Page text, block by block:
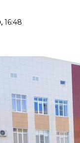
16:48